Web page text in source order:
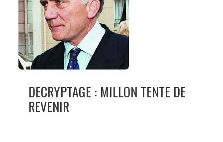
DECRYPTAGE : MILLON TENTE DE
REVENIR